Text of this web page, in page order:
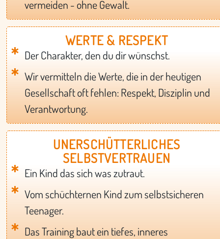
vermeiden - ohne Gewalt.
WERTE & RESPEKT
Der Charakter, den du dir wünschst.
Wir vermitteln die Werte, die in der heutigen
Gesellschaft oft fehlen: Respekt, Disziplin und
Verantwortung.
UNERSCHÜTTERLICHES
SELBSTVERTRAUEN
Ein Kind das sich was zutraut.
Vom schüchternen Kind zum selbstsicheren
Teenager.
Das Training baut ein tiefes, inneres